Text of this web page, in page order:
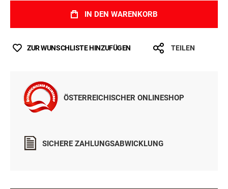
IN DEN WARENKORB
ZUR WUNSCHLISTE HINZUFÜGEN TEILEN
ÖSTERREICHISCHER ONLINESHOP
SICHERE ZAHLUNGSABWICKLUNG